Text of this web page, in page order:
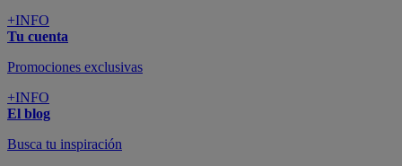
+INFO
Tu cuenta
Promociones exclusivas
+INFO
El blog
Busca tu inspiración